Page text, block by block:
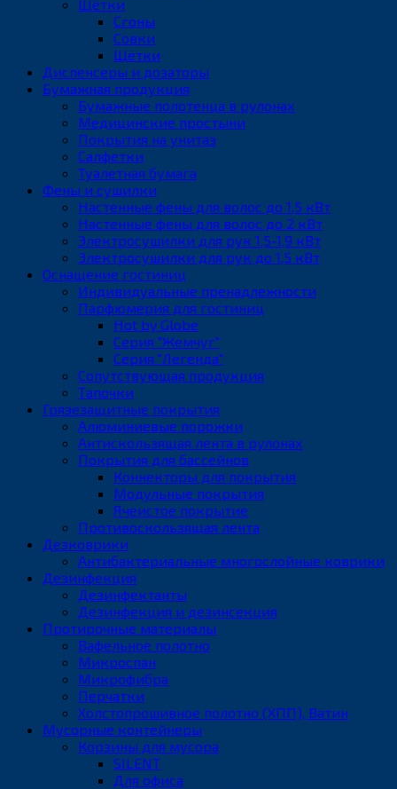
Щётки
Сгоны
Совки
Щётки
Диспенсеры и дозаторы
Бумажная продукция
Бумажные полотенца в рулонах
Медицинские простыни
Покрытия на унитаз
Салфетки
Туалетная бумага
Фены и сушилки
Настенные фены для волос до 1,5 кВт
Настенные фены для волос до 2 кВт
Электросушилки для рук 1,5-1,9 кВт
Электросушилки для рук до 1,5 кВт
Оснащение гостиниц
Индивидуальные пренадлежности
Парфюмерия для гостиниц
Hot by Globe
Серия "Жемчуг"
Серия "Легенда"
Сопутствующая продукция
Тапочки
Грязезащитные покрытия
Алюминиевые порожки
Антискользящая лента в рулонах
Покрытия для бассейнов
Коннекторы для покрытия
Модульные покрытия
Ячеистое покрытие
Противоскользящая лента
Дезковрики
Антибактериальные многослойные коврики
Дезинфекция
Дезинфектанты
Дезинфекция и дезинсекция
Протирочные материалы
Вафельное полотно
Микроспан
Микрофибра
Перчатки
Холстопрошивное полотно (ХПП), Ватин
Мусорные контейнеры
Корзины для мусора
SILENT
Для офиса